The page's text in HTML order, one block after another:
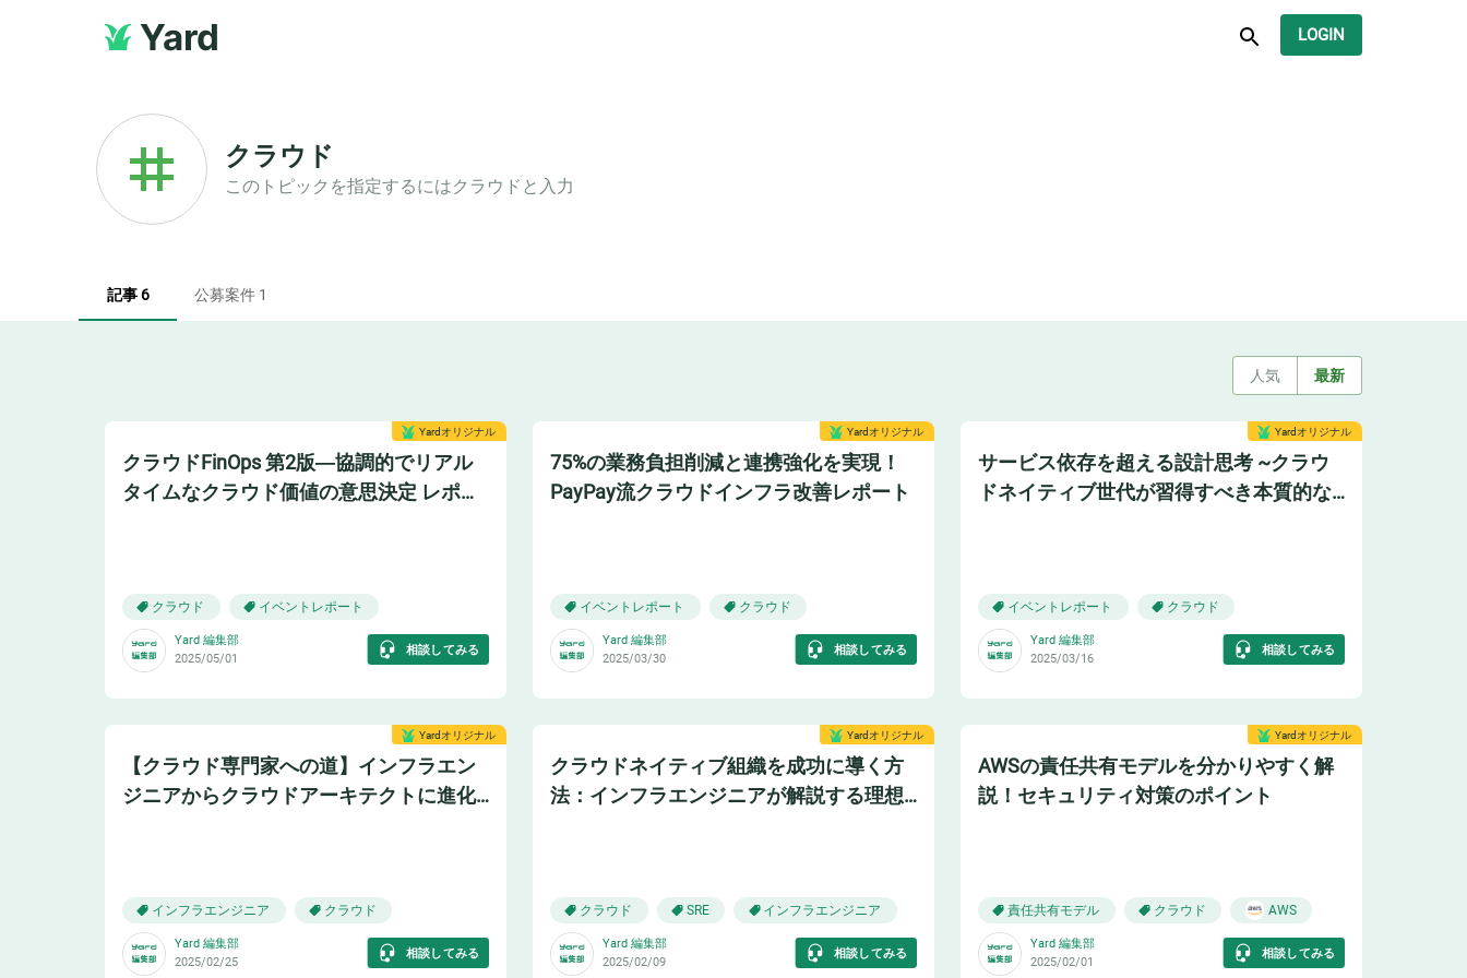
Yard LOGIN
クラウド
このトピックを指定するにはクラウド と入力
記事 6 公募案件 1
人気 最新
Yardオリジナル
クラウドFinOps 第2版―協調的でリアル
タイムなクラウド価値の意思決定 レポー
クラウド イベントレポート
Yard 編集部
2025/05/01
相談してみる
Yardオリジナル
75%の業務負担削減と連携強化を実現！
PayPay流クラウドインフラ改善レポート
イベントレポート クラウド
Yard 編集部
2025/03/30
相談してみる
Yardオリジナル
サービス依存を超える設計思考 ~クラウ
ドネイティブ世代が習得すべき本質的な
イベントレポート クラウド
Yard 編集部
2025/03/16
相談してみる
Yardオリジナル
【クラウド専門家への道】インフラエン
ジニアからクラウドアーキテクトに進化
インフラエンジニア クラウド
Yard 編集部
2025/02/25
相談してみる
Yardオリジナル
クラウドネイティブ組織を成功に導く方
法：インフラエンジニアが解説する理想
クラウド SRE インフラエンジニア
Yard 編集部
2025/02/09
相談してみる
Yardオリジナル
AWSの責任共有モデルを分かりやすく解
説！セキュリティ対策のポイント
責任共有モデル クラウド AWS
Yard 編集部
2025/02/01
相談してみる